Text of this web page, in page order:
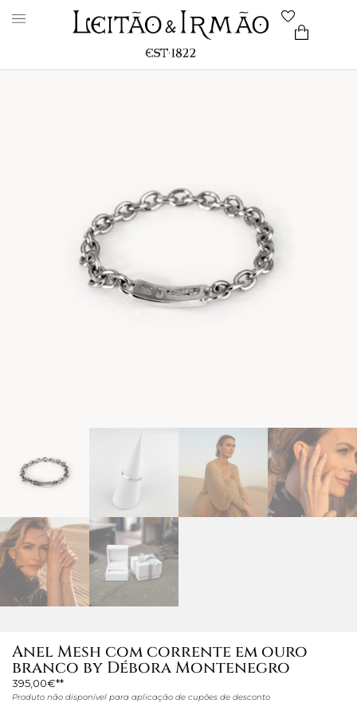
Anel Mesh com corrente em ouro
branco by Débora Montenegro
395,00€
Produto não disponível para aplicação de cupões de desconto